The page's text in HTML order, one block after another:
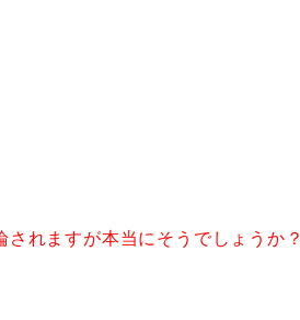
れますが本当にそうでしょうか？